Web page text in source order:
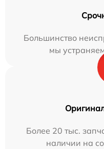
Большинство
мы
Более 20 тыс.
наличии на